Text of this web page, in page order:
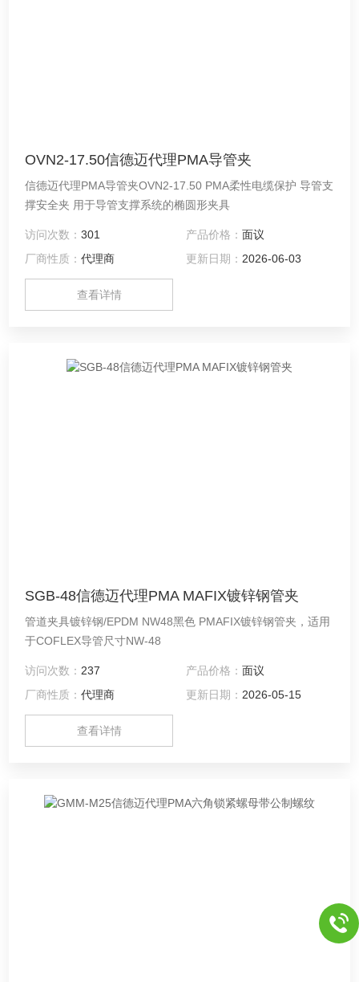
OVN2-17.50信德迈代理PMA导管夹
信德迈代理PMA导管夹OVN2-17.50 PMA柔性电缆保护 导管支
撑安全夹 用于导管支撑系统的椭圆形夹具
访问次数：301 产品价格： 面议
厂商性质：代理商 更新日期： 2026-06-03
查看详情
SGB-48信德迈代理PMA MAFIX镀锌钢管夹
管道夹具镀锌钢/EPDM NW48黑色 PMAFIX镀锌钢管夹，适用
于COFLEX导管尺寸NW-48
访问次数： 237 产品价格： 面议
厂商性质：代理商 更新日期： 2026-05-15
查看详情